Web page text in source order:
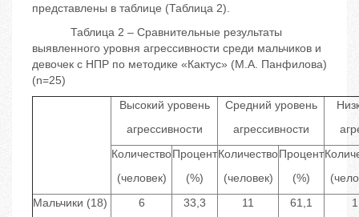
представлены в таблице (Таблица 2).
Таблица 2 – Сравнительные результаты
выявленного уровня агрессивности среди мальчиков и
девочек с НПР по методике «Кактус» (М.А. Панфилова)
(n=25)
Высокий уровень
агрессивности
Средний уровень
агрессивности
Количество
(человек)
Процент
(%)
Количество
(человек)
Процент
(%)
Мальчики (18)
6 33,3 11 61,1
1